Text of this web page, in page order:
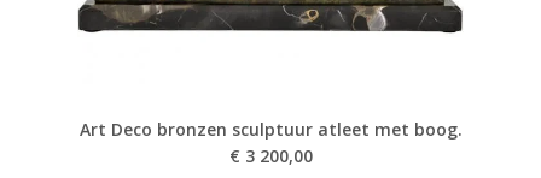
Art Deco bronzen sculptuur atleet met boog.
€ 3 200,00